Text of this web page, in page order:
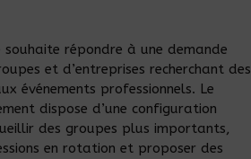
souhaite répondre à une demande
et d’entreprises recherchant des
événements professionnels. Le
dispose d’une configuration
des groupes plus importants,
en rotation et proposer des